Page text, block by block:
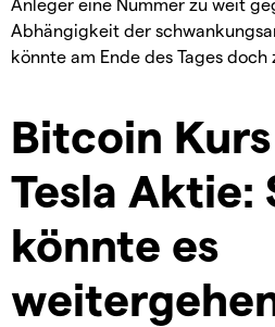
Anleger eine Nummer zu weit
Abhängigkeit der
könnte am Ende des Tages doch
Bitcoin
Tesla Aktie:
könnte es